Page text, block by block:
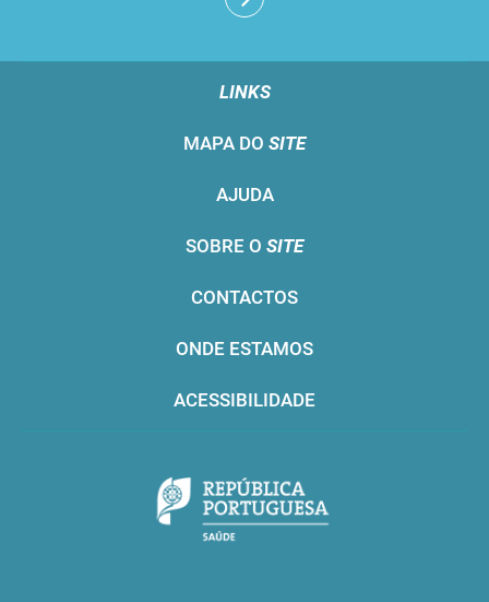
LINKS
MAPA DO SITE
AJUDA
SOBRE O SITE
CONTACTOS
ONDE ESTAMOS
ACESSIBILIDADE